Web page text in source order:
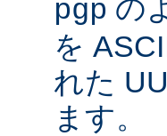
pgp の
を
れた
ます。